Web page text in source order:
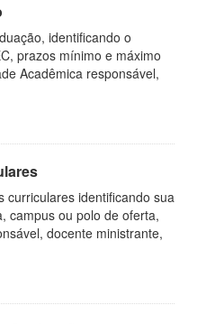
identificando o
prazos mínimo e máximo
Acadêmica responsável,
curriculares identificando sua
campus ou polo de oferta,
docente ministrante,